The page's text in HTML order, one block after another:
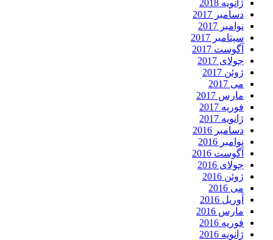
ژانویه 2018
دسامبر 2017
نوامبر 2017
سپتامبر 2017
آگوست 2017
جولای 2017
ژوئن 2017
می 2017
مارس 2017
فوریه 2017
ژانویه 2017
دسامبر 2016
نوامبر 2016
آگوست 2016
جولای 2016
ژوئن 2016
می 2016
آوریل 2016
مارس 2016
فوریه 2016
ژانویه 2016